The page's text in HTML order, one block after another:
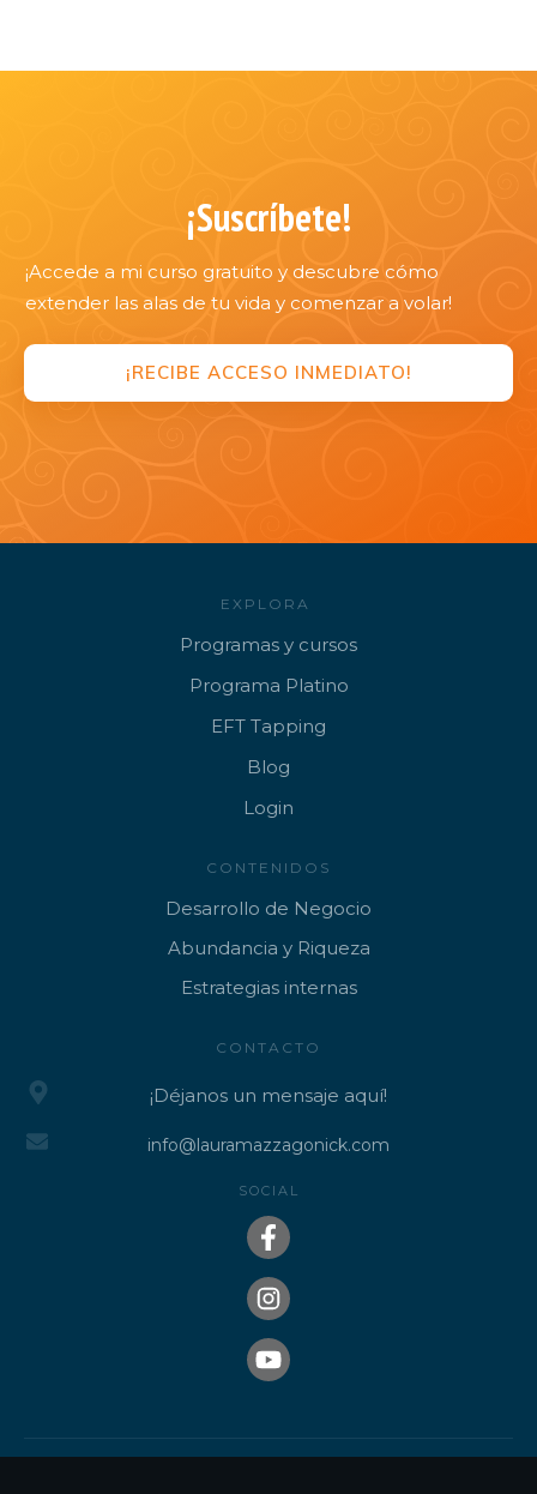
¡Suscríbete!
¡Accede a mi curso gratuito y descubre cómo
extender las alas de tu vida y comenzar a volar!
¡RECIBE ACCESO INMEDIATO!
EXPLORA
Programas y cursos
Programa Platino
EFT Tapping
Blog
Login
CONTENIDOS
Desarrollo de Negocio
Abundancia y Riqueza
Estrategias internas
CONTACTO
¡Déjanos un mensaje aquí!
info@lauramazzagonick.com
SOCIAL